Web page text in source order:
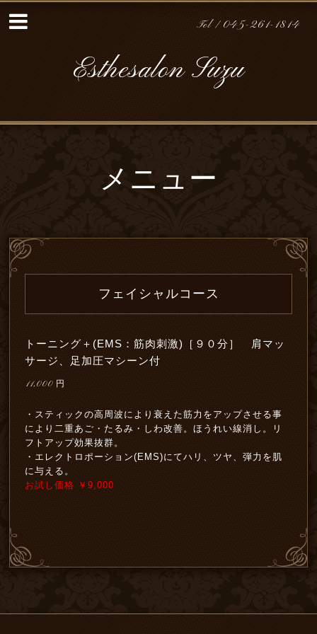
Tel / 045-261-1814
Esthesalon Suzu
メニュー
フェイシャルコース
トーニング＋(EMS：筋肉刺激)［９０分］ 肩マッ
サージ、足加圧マシーン付
11,000 円
・スティックの高周波により衰えた筋力をアップさせる事
により二重あご・たるみ・しわ改善。ほうれい線消し。リ
フトアップ効果抜群。
・エレクトロポーション(EMS)にてハリ、ツヤ、弾力を肌
に与える。
お試し価格 ￥9,000